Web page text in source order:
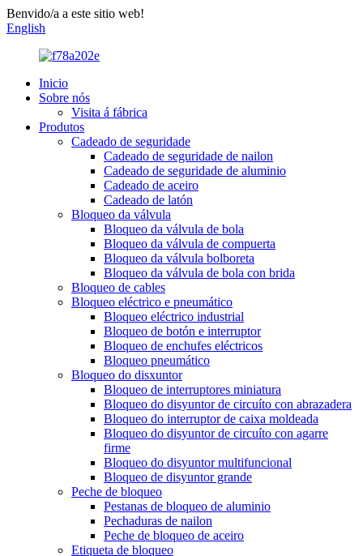
Benvido/a a este sitio web!
English
Inicio
Sobre nós
Visita á fábrica
Produtos
Cadeado de seguridade
Cadeado de seguridade de nailon
Cadeado de seguridade de aluminio
Cadeado de aceiro
Cadeado de latón
Bloqueo da válvula
Bloqueo da válvula de bola
Bloqueo da válvula de compuerta
Bloqueo da válvula bolboreta
Bloqueo da válvula de bola con brida
Bloqueo de cables
Bloqueo eléctrico e pneumático
Bloqueo eléctrico industrial
Bloqueo de botón e interruptor
Bloqueo de enchufes eléctricos
Bloqueo pneumático
Bloqueo do disxuntor
Bloqueo de interruptores miniatura
Bloqueo do disyuntor de circuíto con abrazadera
Bloqueo do interruptor de caixa moldeada
Bloqueo do disyuntor de circuíto con agarre
firme
Bloqueo do disyuntor multifuncional
Bloqueo de disyuntor grande
Peche de bloqueo
Pestanas de bloqueo de aluminio
Pechaduras de nailon
Peche de bloqueo de aceiro
Etiqueta de bloqueo